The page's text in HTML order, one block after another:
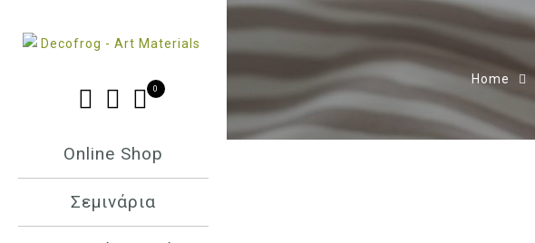
0
Online Shop
Σεμινάρια
Home